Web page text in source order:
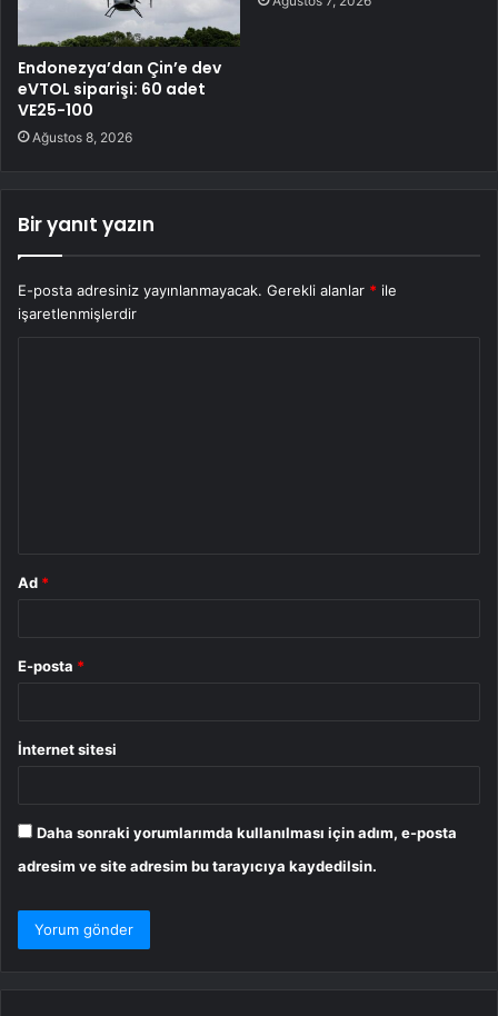
Endonezya’dan Çin’e dev
eVTOL siparişi: 60 adet
VE25-100
Ağustos 8, 2026
Bir yanıt yazın
E-posta adresiniz yayınlanmayacak. Gerekli alanlar * ile
işaretlenmişlerdir
Ad *
E-posta *
İnternet sitesi
Daha sonraki yorumlarımda kullanılması için adım, e-posta
adresim ve site adresim bu tarayıcıya kaydedilsin.